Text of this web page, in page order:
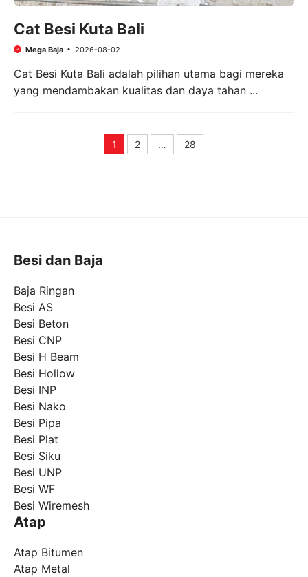
Cat Besi Kuta Bali
Mega Baja 2026-08-02
Cat Besi Kuta Bali adalah pilihan utama bagi mereka
yang mendambakan kualitas dan daya tahan ...
Page
1 Page
2 … Page
28
Besi dan Baja
Baja Ringan
Besi AS
Besi Beton
Besi CNP
Besi H Beam
Besi Hollow
Besi INP
Besi Nako
Besi Pipa
Besi Plat
Besi Siku
Besi UNP
Besi WF
Besi Wiremesh
Atap
Atap Bitumen
Atap Metal